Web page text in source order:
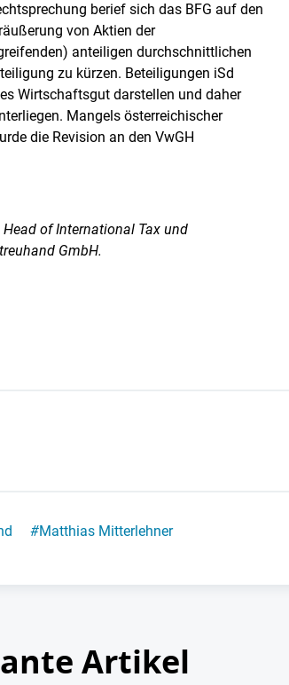
berief sich das BFG auf den
von Aktien der
anteiligen durchschnittlichen
zu kürzen. Beteiligungen iSd
Wirtschaftsgut darstellen und daher
Mangels österreichischer
die Revision an den VwGH
of International Tax und
GmbH.
#Matthias Mitterlehner
Artikel